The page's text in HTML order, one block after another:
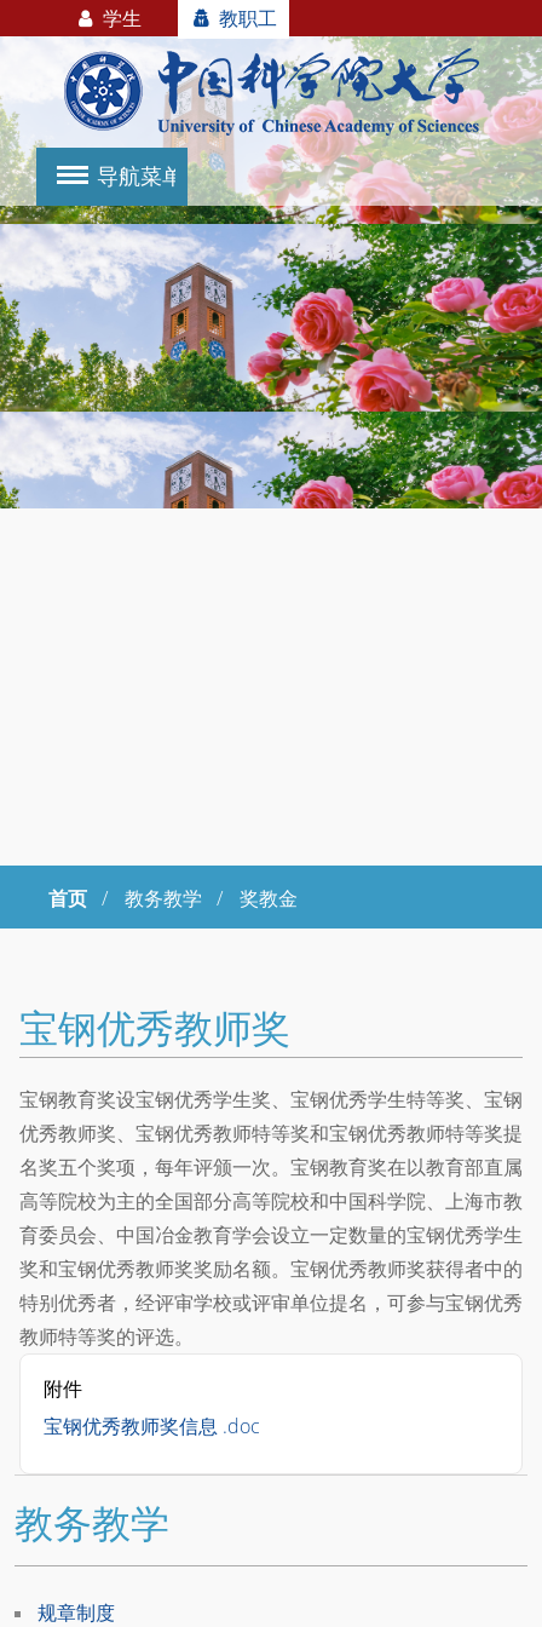
学生 教职工
首页 / 教务教学 / 奖教金
宝钢优秀教师奖
宝钢教育奖设宝钢优秀学生奖、宝钢优秀学生特等奖、宝钢
优秀教师奖、宝钢优秀教师特等奖和宝钢优秀教师特等奖提
名奖五个奖项，每年评颁一次。宝钢教育奖在以教育部直属
高等院校为主的全国部分高等院校和中国科学院、上海市教
育委员会、中国冶金教育学会设立一定数量的宝钢优秀学生
奖和宝钢优秀教师奖奖励名额。宝钢优秀教师奖获得者中的
特别优秀者，经评审学校或评审单位提名，可参与宝钢优秀
教师特等奖的评选。
附件
宝钢优秀教师奖信息 .doc
教务教学
规章制度